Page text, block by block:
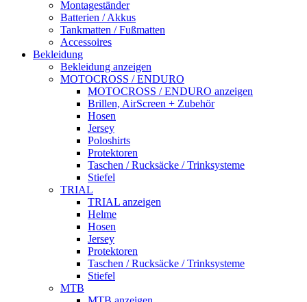
Montageständer
Batterien / Akkus
Tankmatten / Fußmatten
Accessoires
Bekleidung
Bekleidung anzeigen
MOTOCROSS / ENDURO
MOTOCROSS / ENDURO anzeigen
Brillen, AirScreen + Zubehör
Hosen
Jersey
Poloshirts
Protektoren
Taschen / Rucksäcke / Trinksysteme
Stiefel
TRIAL
TRIAL anzeigen
Helme
Hosen
Jersey
Protektoren
Taschen / Rucksäcke / Trinksysteme
Stiefel
MTB